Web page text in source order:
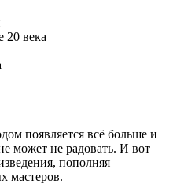
20 века
появляется всё больше и
может не радовать. И вот
пополняя
мастеров.